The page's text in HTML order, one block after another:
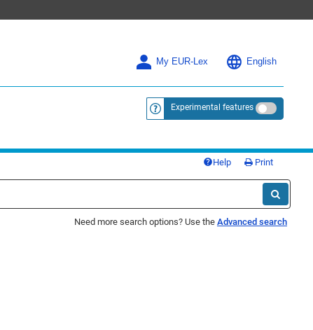
My EUR-Lex English
<a href="https://eur-lex.europa.eu/
Experimental features
Help Print
Need more search options? Use the Advanced search